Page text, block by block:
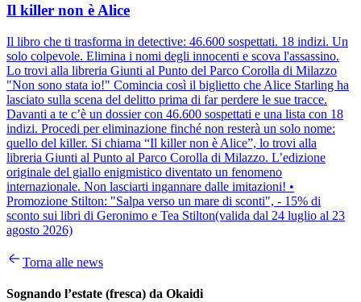
Il killer non è Alice
Il libro che ti trasforma in detective: 46.600 sospettati. 18 indizi. Un
solo colpevole. Elimina i nomi degli innocenti e scova l'assassino.
Lo trovi alla libreria Giunti al Punto del Parco Corolla di Milazzo
"Non sono stata io!" Comincia così il biglietto che Alice Starling ha
lasciato sulla scena del delitto prima di far perdere le sue tracce.
Davanti a te c’è un dossier con 46.600 sospettati e una lista con 18
indizi. Procedi per eliminazione finché non resterà un solo nome:
quello del killer. Si chiama “Il killer non è Alice”, lo trovi alla
libreria Giunti al Punto al Parco Corolla di Milazzo. L’edizione
originale del giallo enigmistico diventato un fenomeno
internazionale. Non lasciarti ingannare dalle imitazioni! •
Promozione Stilton: "Salpa verso un mare di sconti", - 15% di
sconto sui libri di Geronimo e Tea Stilton(valida dal 24 luglio al 23
agosto 2026)
Torna alle news
Sognando l’estate (fresca) da Okaidi